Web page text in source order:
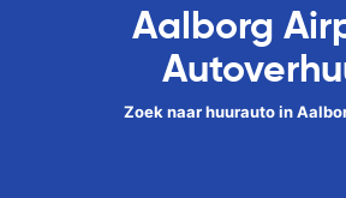
Aalborg
Zoek naar huurauto in